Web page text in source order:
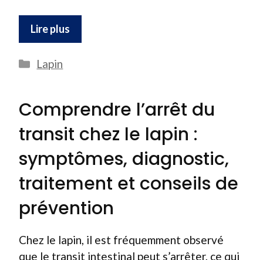
Lire plus
Catégories
Lapin
Comprendre l’arrêt du
transit chez le lapin :
symptômes, diagnostic,
traitement et conseils de
prévention
Chez le lapin, il est fréquemment observé
que le transit intestinal peut s’arrêter, ce qui